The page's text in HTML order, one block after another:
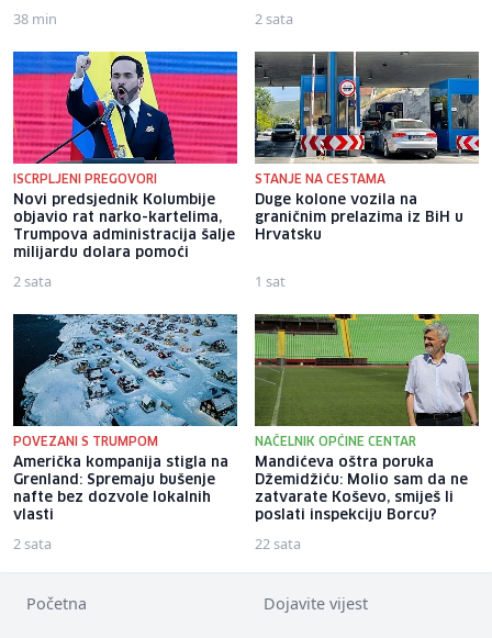
38 min 2 sata
ISCRPLJENI PREGOVORI
Novi predsjednik Kolumbije
objavio rat narko-kartelima,
Trumpova administracija šalje
milijardu dolara pomoći
2 sata
STANJE NA CESTAMA
Duge kolone vozila na
graničnim prelazima iz BiH u
Hrvatsku
1 sat
POVEZANI S TRUMPOM
Američka kompanija stigla na
Grenland: Spremaju bušenje
nafte bez dozvole lokalnih
vlasti
2 sata
NAČELNIK OPĆINE CENTAR
Mandićeva oštra poruka
Džemidžiću: Molio sam da ne
zatvarate Koševo, smiješ li
poslati inspekciju Borcu?
22 sata
Početna Dojavite vijest